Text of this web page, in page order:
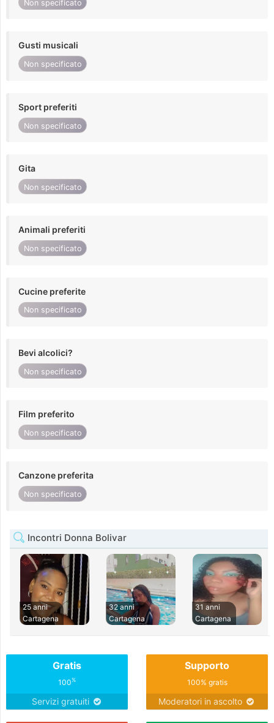
Non specificato
Gusti musicali
Non specificato
Sport preferiti
Non specificato
Gita
Non specificato
Animali preferiti
Non specificato
Cucine preferite
Non specificato
Bevi alcolici?
Non specificato
Film preferito
Non specificato
Canzone preferita
Non specificato
Incontri Donna Bolivar
25 anni
Cartagena
32 anni
Cartagena
31 anni
Cartagena
Gratis
100%
Servizi gratuiti
Supporto
100% gratis
Moderatori in ascolto